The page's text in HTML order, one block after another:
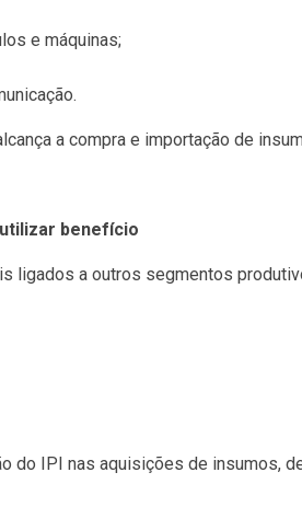
e máquinas;
a compra e importação de
benefício
ligados a outros segmentos
do IPI nas aquisições de insumos,